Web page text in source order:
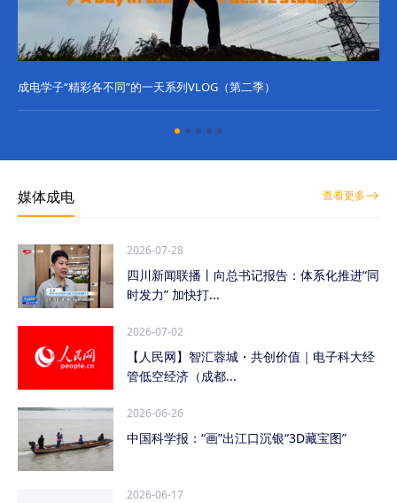
成电学子“精彩各不同”的一天系列VLOG（第二季）
媒体成电 查看更多
2026-07-28
四川新闻联播丨向总书记报告：体系化推进“同
时发力” 加快打...
2026-07-02
【人民网】智汇蓉城・共创价值｜电子科大经
管低空经济（成都...
2026-06-26
中国科学报：“画”出江口沉银“3D藏宝图”
2026-06-17